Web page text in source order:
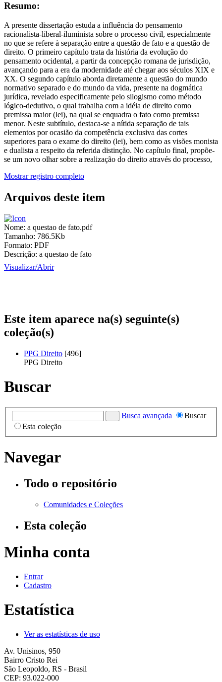
Resumo:
A presente dissertação estuda a influência do pensamento
racionalista-liberal-iluminista sobre o processo civil, especialmente
no que se refere à separação entre a questão de fato e a questão de
direito. O primeiro capítulo trata da história da evolução do
pensamento ocidental, a partir da concepção romana de jurisdição,
avançando para a era da modernidade até chegar aos séculos XIX e
XX. O segundo capítulo aborda diretamente a questão do mundo
normativo separado e do mundo da vida, presente na dogmática
jurídica, revelado especificamente pelo silogismo como método
lógico-dedutivo, o qual trabalha com a idéia de direito como
premissa maior (lei), na qual se enquadra o fato como premissa
menor. Neste subtítulo, destaca-se a nítida separação de tais
elementos por ocasião da competência exclusiva das cortes
superiores para o exame do direito (lei), bem como as visões monista
e dualista a respeito da referida distinção. No capítulo final, propõe-
se um novo olhar sobre a realização do direito através do processo,
Mostrar registro completo
Arquivos deste item
Nome: a questao de fato.pdf
Tamanho: 786.5Kb
Formato: PDF
Descrição: a questao de fato
Visualizar/Abrir
Este item aparece na(s) seguinte(s)
coleção(s)
PPG Direito [496]
PPG Direito
Buscar
Busca avançada
Buscar
Esta coleção
Navegar
Todo o repositório
Comunidades e Coleções
Esta coleção
Minha conta
Entrar
Cadastro
Estatística
Ver as estatísticas de uso
Av. Unisinos, 950
Bairro Cristo Rei
São Leopoldo, RS - Brasil
CEP: 93.022-000